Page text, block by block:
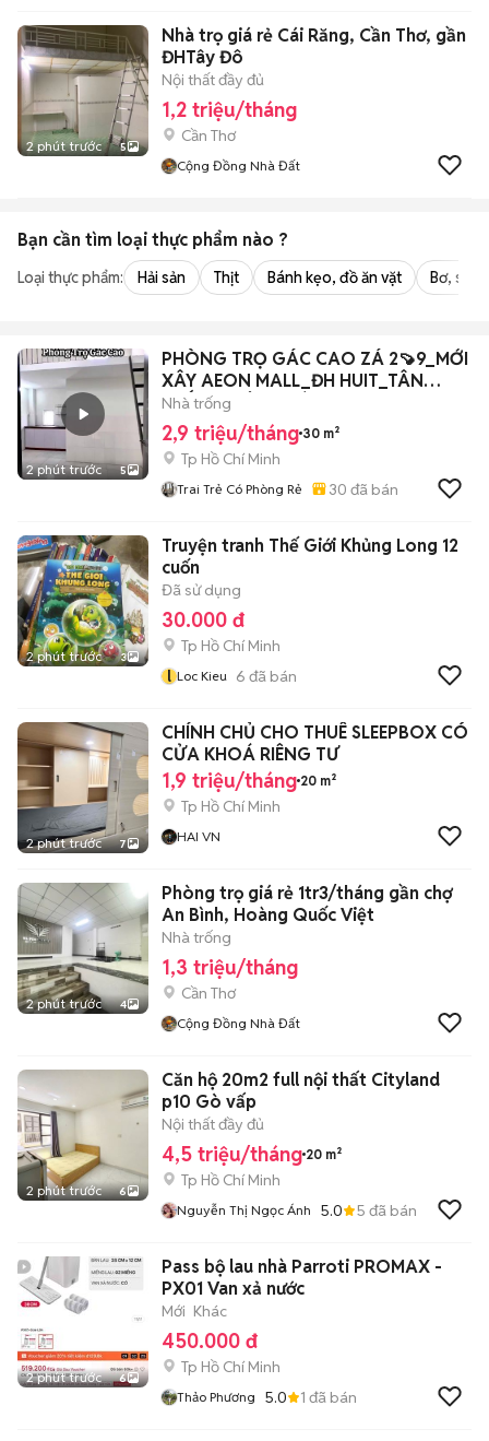
2 phút trước 5
Nhà trọ giá rẻ Cái Răng, Cần Thơ, gần
ĐHTây Đô
Nội thất đầy đủ
1,2 triệu/tháng
Cần Thơ
Cộng Đồng Nhà Đất
Bạn cần tìm loại thực phẩm nào ?
Loại thực phẩm: Hải sản Thịt Bánh kẹo, đồ ăn vặt Bơ,
2 phút trước 5
PHÒNG TRỌ GÁC CAO ZÁ 2🍠9_MỚI
XÂY AEON MALL_ĐH HUIT_TÂN
THẮNG, TÂN PHÚ
Nhà trống
2,9 triệu/tháng 30 m²
Tp Hồ Chí Minh
Trai Trẻ Có Phòng Rẻ 30 đã bán
2 phút trước 3
Truyện tranh Thế Giới Khủng Long 12
cuốn
Đã sử dụng
30.000 đ
Tp Hồ Chí Minh
l Loc Kieu 6 đã bán
2 phút trước 7
CHÍNH CHỦ CHO THUÊ SLEEPBOX CÓ
CỬA KHOÁ RIÊNG TƯ
1,9 triệu/tháng 20 m²
Tp Hồ Chí Minh
HAI VN
2 phút trước 4
Phòng trọ giá rẻ 1tr3/tháng gần chợ
An Bình, Hoàng Quốc Việt
Nhà trống
1,3 triệu/tháng
Cần Thơ
Cộng Đồng Nhà Đất
2 phút trước 6
Căn hộ 20m2 full nội thất Cityland
p10 Gò vấp
Nội thất đầy đủ
4,5 triệu/tháng 20 m²
Tp Hồ Chí Minh
Nguyễn Thị Ngọc Ánh 5.0 5 đã bán
2 phút trước 6
Pass bộ lau nhà Parroti PROMAX -
PX01 Van xả nước
Mới Khác
450.000 đ
Tp Hồ Chí Minh
Thảo Phương 5.0 1 đã bán